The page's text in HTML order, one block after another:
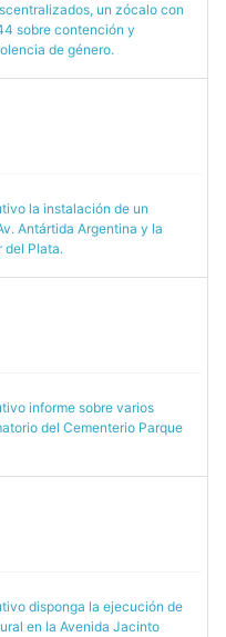
un zócalo con
sobre contención y
de género.
la instalación de un
Antártida Argentina y la
del Plata.
informe sobre varios
del Cementerio Parque
disponga la ejecución de
en la Avenida Jacinto